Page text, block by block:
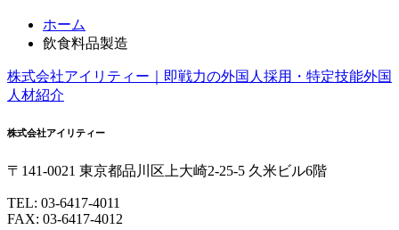
ン
ツ
文
先
へ
の
先
へ
る
ホーム
飲食料品製造
株式会社アイリティー｜即戦力の外国人採用・特定技能外国
人材紹介
株式会社アイリティー
〒141-0021 東京都品川区 上大崎2-25-5 久米ビル6階
TEL: 03-6417-4011
FAX: 03-6417-4012